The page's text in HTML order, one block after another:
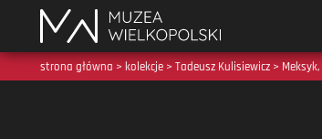
Muzea
strona główna > kolekcje > Tadeusz Kulisiewicz > Meksyk,